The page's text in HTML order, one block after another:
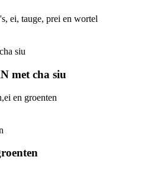
ei, tauge, prei en wortel
met cha siu
en groenten